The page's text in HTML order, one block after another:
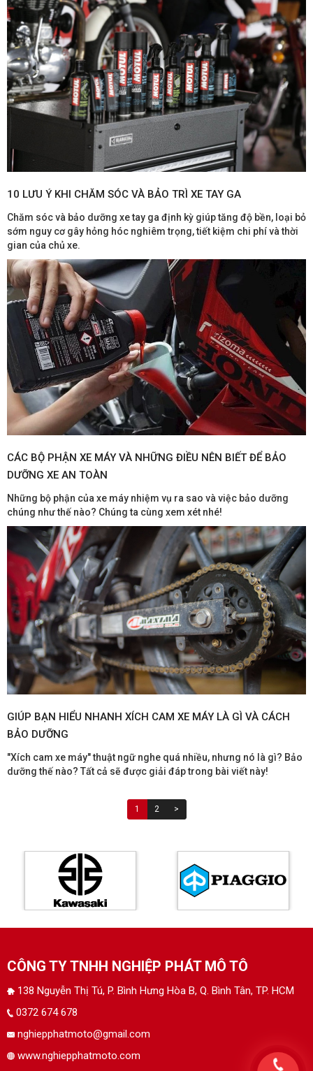
10 LƯU Ý KHI CHĂM SÓC VÀ BẢO TRÌ XE TAY GA
Chăm sóc và bảo dưỡng xe tay ga định kỳ giúp tăng độ bền, loại bỏ
sớm nguy cơ gây hỏng hóc nghiêm trọng, tiết kiệm chi phí và thời
gian của chủ xe.
CÁC BỘ PHẬN XE MÁY VÀ NHỮNG ĐIỀU NÊN BIẾT ĐỂ BẢO
DƯỠNG XE AN TOÀN
Những bộ phận của xe máy nhiệm vụ ra sao và việc bảo dưỡng
chúng như thế nào? Chúng ta cùng xem xét nhé!
GIÚP BẠN HIỂU NHANH XÍCH CAM XE MÁY LÀ GÌ VÀ CÁCH
BẢO DƯỠNG
"Xích cam xe máy" thuật ngữ nghe quá nhiều, nhưng nó là gì? Bảo
dưỡng thế nào? Tất cả sẽ được giải đáp trong bài viết này!
1 2 >
CÔNG TY TNHH NGHIỆP PHÁT MÔ TÔ
138 Nguyễn Thị Tú, P. Bình Hưng Hòa B, Q. Bình Tân, TP. HCM
0372 674 678
nghiepphatmoto@gmail.com
www.nghiepphatmoto.com